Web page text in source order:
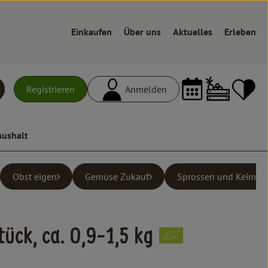
Einkaufen Über uns Aktuelles Erleben
Registrieren Anmelden
Obst eigen Gemüse Zukauf Sprossen und
ca. 0,9-1,5 kg